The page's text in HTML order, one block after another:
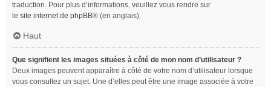
traduction. Pour plus d’informations, veuillez vous rendre sur
le site internet de phpBB® (en anglais).
Haut
Que signifient les images situées à côté de mon nom d’utilisateur ?
Deux images peuvent apparaître à côté de votre nom d’utilisateur lorsque
vous consultez un sujet. Une d’elles peut être une image associée à votre